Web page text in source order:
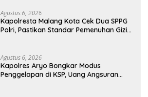
Agustus 6, 2026
Kapolresta Malang Kota Cek Dua SPPG
Polri, Pastikan Standar Pemenuhan Gizi
Agustus 6, 2026
Kapolres Aryo Bongkar Modus
Penggelapan di KSP, Uang Angsuran